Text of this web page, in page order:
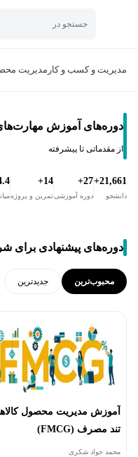
جستجو در
مدیریت و کسب و کار مدیریت
دوره‌های آموزش
از مقدماتی تا پیشرفته
21,661+
دانشجو
27+
دوره آموزشی
14+
تمرین و پروژه
دوره‌های پیشنهادی برای
محبوب‌ترین جدید‌ترین
آموزش مدیریت محصول
تند مصرف (FMCG)
محمد جواد شکری